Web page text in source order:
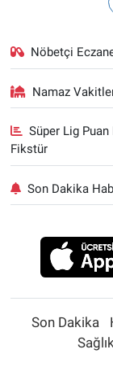
Nöbetçi
Namaz
Süper Lig
Fikstür
Son Dakika
Son Dakika